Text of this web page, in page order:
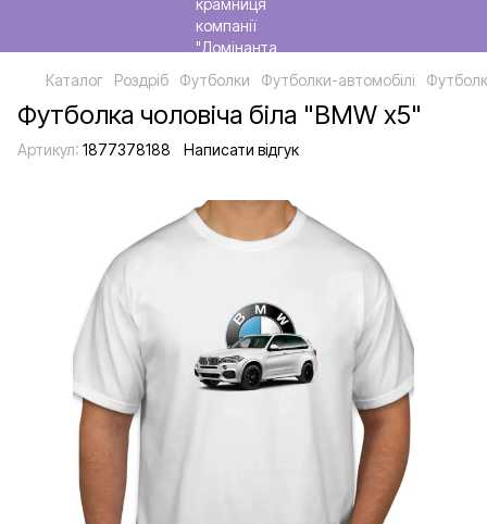
Каталог Роздріб Футболки Футболки-автомобілі
Футболка чоловіча біла "BMW x5"
Артикул: 1877378188 Написати відгук